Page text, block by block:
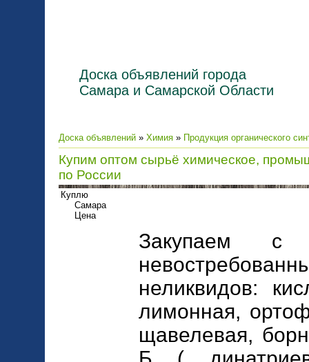
Доска объявлений города
Самара и Самарской Области
Доска объявлений » Химия » Продукция органического
Купим оптом сырьё химическое,
по России
Куплю
Самара
Цена
Закупаем с
неликвидов:
лимонная,
щавелевая,